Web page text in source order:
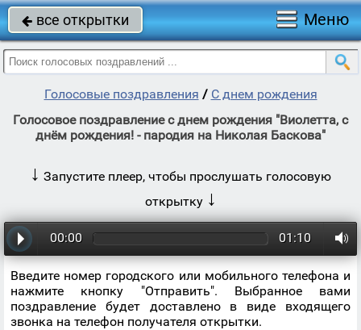
 все открытки Меню
Голосовые поздравления / С днем рождения
Голосовое поздравление с днем рождения "Виолетта, с
днём рождения! - пародия на Николая Баскова"
↓ Запустите плеер, чтобы прослушать голосовую
открытку ↓
00:00 01:10
Введите номер городского или мобильного телефона и
нажмите кнопку "Отправить". Выбранное вами
поздравление будет доставлено в виде входящего
звонка на телефон получателя открытки.